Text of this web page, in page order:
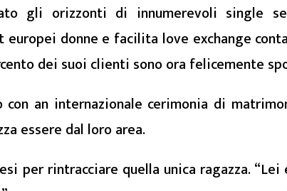
gli orizzonti di innumerevoli single
donne e facilita love exchange
dei suoi clienti sono ora felicemente
an internazionale cerimonia di
essere dal loro area.
per rintracciare quella unica ragazza.